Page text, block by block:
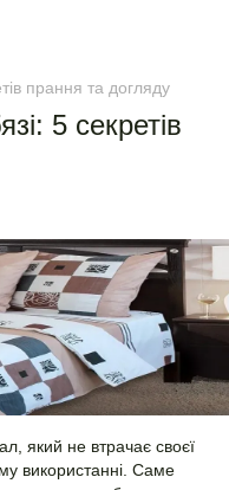
прання та догляду
5 секретів
який не втрачає своєї
використанні. Саме